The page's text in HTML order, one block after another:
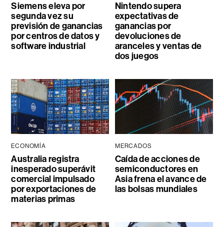
Siemens eleva por
segunda vez su
previsión de ganancias
por centros de datos y
software industrial
Nintendo supera
expectativas de
ganancias por
devoluciones de
aranceles y ventas de
dos juegos
ECONOMÍA
Australia registra
inesperado superávit
comercial impulsado
por exportaciones de
materias primas
MERCADOS
Caída de acciones de
semiconductores en
Asia frena el avance de
las bolsas mundiales